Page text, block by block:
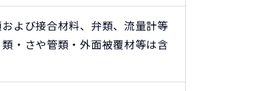
よび接合材料、弁類、流量計等
・さや管類・外面被覆材等は含